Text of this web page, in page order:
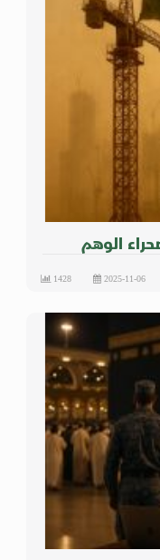
الوهم
2025-11-06
1428